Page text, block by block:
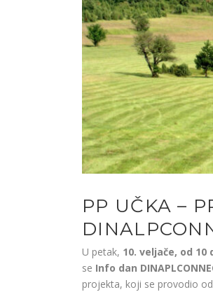
PP UČKA –
U petak, 10. veljače, od
se Info dan
projekta, koji se provodio